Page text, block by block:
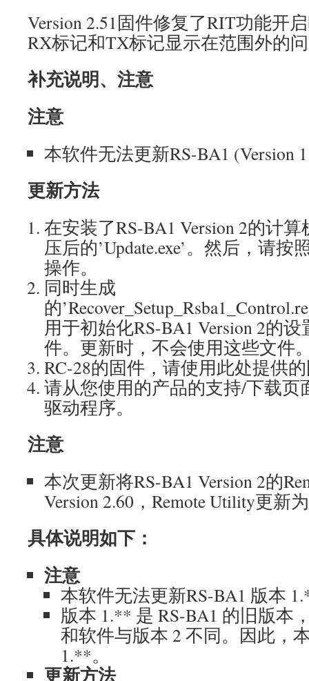
Version 2.51固件修复了RIT功能开
RX标记和TX标记显示在范围外的
补充说明、注意
注意
本软件无法更新RS-BA1 (Version
更新方法
在安装了RS-BA1 Version 2的计
压后的’Update.exe’。然后，请
操作。
同时生成
的
用于初始化RS-BA1 Version 2的
件。更新时，不会使用这些文件
RC-28的固件，请使用此处提供
请从您使用的产品的支持/下载页
驱动程序。
注意
本次更新将RS-BA1 Version 2的
Version 2.60，Remote Utility更新
具体说明如下：
注意
本软件无法更新RS-BA1 版本
版本 1.** 是 RS-BA1 的旧版本
和软件与版本 2 不同。因此，
1.**。
更新方法